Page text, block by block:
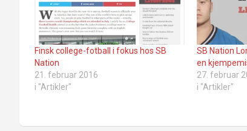
Finsk college-fotball i fokus hos SB
Nation
21. februar 2016
i "Artikler"
SB Nation
en
27. februar
i "Artikler"